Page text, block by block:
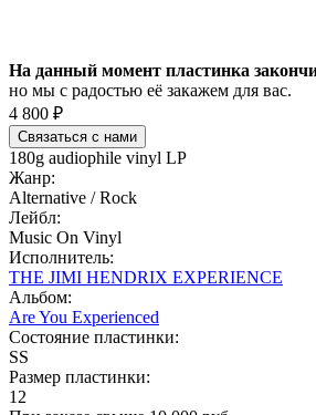
На данный момент пластинка
но мы с радостью её закажем для вас.
4 800 ₽
Связаться с нами
180g audiophile vinyl LP
Жанр:
Alternative / Rock
Лейбл:
Music On Vinyl
Исполнитель:
THE JIMI HENDRIX EXPERIENCE
Альбом:
Are You Experienced
Состояние пластинки:
SS
Размер пластинки:
12